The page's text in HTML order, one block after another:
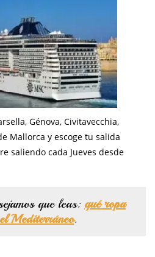
Génova, Civitavecchia,
Mallorca y escoge tu salida
saliendo cada Jueves desde
que leas: qué ropa
Mediterráneo.